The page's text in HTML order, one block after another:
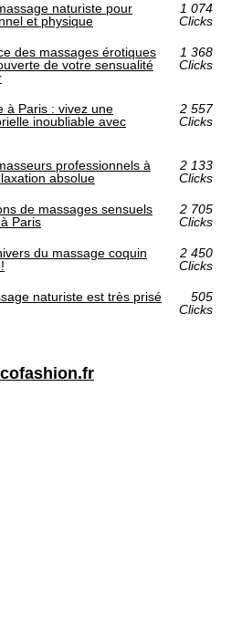
naturiste pour
et physique
1 074
Clicks
des massages érotiques
de votre sensualité
1 368
Clicks
à Paris : vivez une
inoubliable avec
2 557
Clicks
professionnels à
absolue
2 133
Clicks
de massages sensuels
Paris
2 705
Clicks
du massage coquin
2 450
Clicks
naturiste est très prisé
505
Clicks